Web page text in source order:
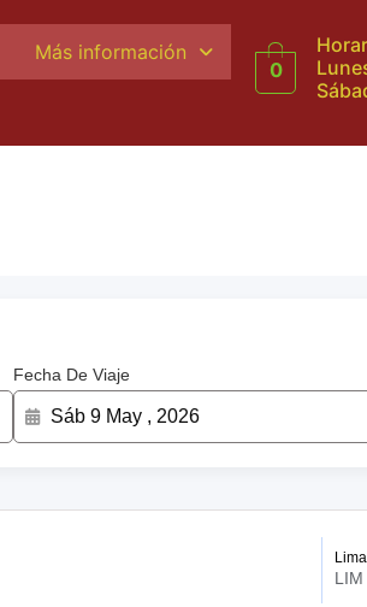
Más información
0
Fecha De Viaje
LIM